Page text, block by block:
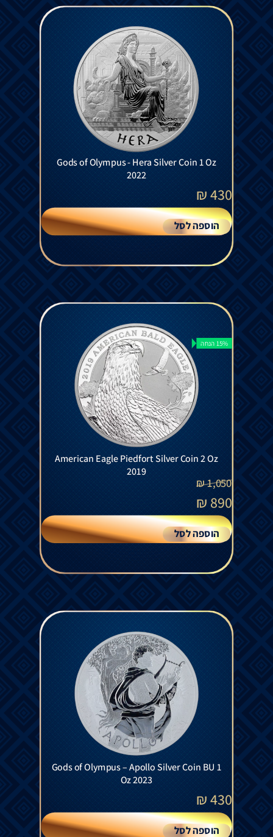
Gods of Olympus - Hera Silver Coin 1 Oz
2022
430
₪
הוספה לסל
15% הנחה
American Eagle Piedfort Silver Coin 2 Oz
2019
1,050
₪
890
₪
הוספה לסל
Gods of Olympus – Apollo Silver Coin BU 1
Oz 2023
430
₪
הוספה לסל